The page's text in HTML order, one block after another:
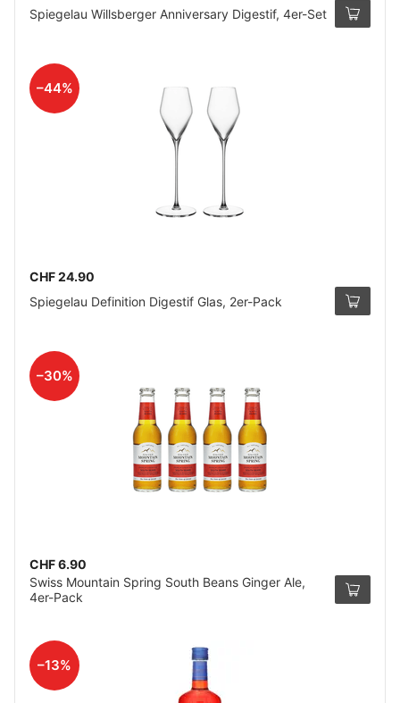
Spiegelau Willsberger Anniversary Digestif, 4er-Set
–44%
CHF 24.90
Spiegelau Definition Digestif Glas, 2er-Pack
–30%
CHF 6.90
Swiss Mountain Spring South Beans Ginger Ale,
4er-Pack
–13%